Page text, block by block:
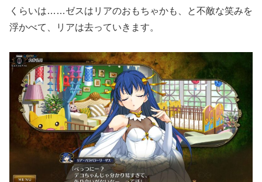
くらいは……ゼスはリアのおもちゃかも、と不敵な笑みを
浮かべて、リアは去っていきます。